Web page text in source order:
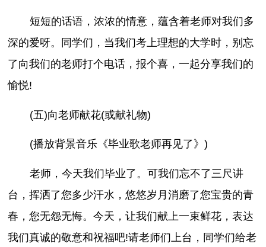
短短的话语，浓浓的情意，蕴含着老师对我们多
深的爱呀。同学们，当我们考上理想的大学时，别忘
了向我们的老师打个电话，报个喜，一起分享我们的
愉悦!
(五)向老师献花(或献礼物)
(播放背景音乐《毕业歌老师再见了》)
老师，今天我们毕业了。可我们忘不了三尺讲
台，挥洒了您多少汗水，悠悠岁月消磨了您宝贵的青
春，您无怨无悔。今天，让我们献上一束鲜花，表达
我们真诚的敬意和祝福吧!请老师们上台，同学们给老